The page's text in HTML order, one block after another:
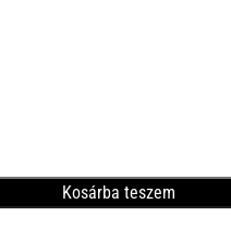
Kosárba teszem